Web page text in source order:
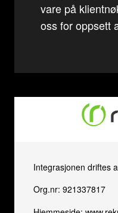
vare på
oss for oppsett
Integrasjonen driftes
Org.nr: 921337817